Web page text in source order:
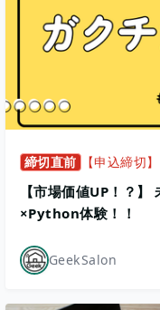
締切直前 【申込締切
【市場価値UP！？
×Python体験！！
GeekSalon